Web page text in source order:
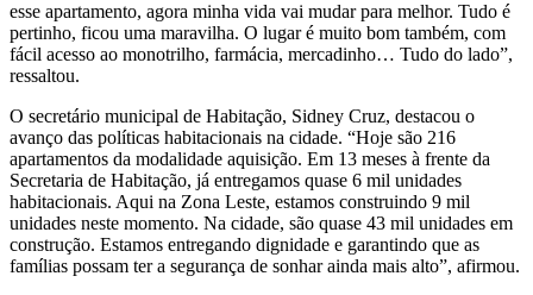
esse apartamento, agora minha vida vai mudar para melhor. Tudo é
pertinho, ficou uma maravilha. O lugar é muito bom também, com
fácil acesso ao monotrilho, farmácia, mercadinho… Tudo do lado”,
ressaltou.
O secretário municipal de Habitação, Sidney Cruz, destacou o
avanço das políticas habitacionais na cidade. “Hoje são 216
apartamentos da modalidade aquisição. Em 13 meses à frente da
Secretaria de Habitação, já entregamos quase 6 mil unidades
habitacionais. Aqui na Zona Leste, estamos construindo 9 mil
unidades neste momento. Na cidade, são quase 43 mil unidades em
construção. Estamos entregando dignidade e garantindo que as
famílias possam ter a segurança de sonhar ainda mais alto”, afirmou.